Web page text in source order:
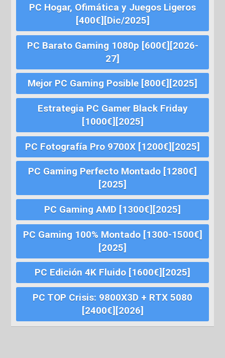
PC Hogar, Ofimática y Juegos Ligeros
[400€][Dic/2025]
PC Barato Gaming 1080p [600€][2026-
27]
Mejor PC Gaming Posible [800€][2025]
Estrategia PC Gamer Black Friday
[1000€][2025]
PC Fotografía Pro 9700X [1200€][2025]
PC Gaming Perfecto Montado [1280€]
[2025]
PC Gaming AMD [1300€][2025]
PC Gaming 100% Montado [1300-1500€]
[2025]
PC Edición 4K Fluido [1600€][2025]
PC TOP Crisis: 9800X3D + RTX 5080
[2400€][2026]